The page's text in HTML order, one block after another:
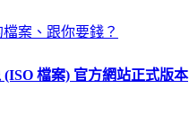
案、跟你要錢？
檔案) 官方網站正式版本